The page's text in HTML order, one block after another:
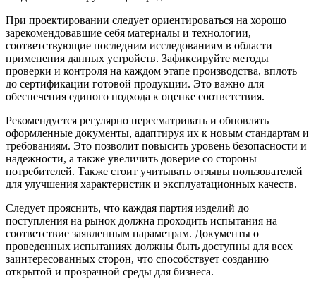
При проектировании следует ориентироваться на хорошо
зарекомендовавшие себя материалы и технологии,
соответствующие последним исследованиям в области
применения данных устройств. Зафиксируйте методы
проверки и контроля на каждом этапе производства, вплоть
до сертификации готовой продукции. Это важно для
обеспечения единого подхода к оценке соответствия.
Рекомендуется регулярно пересматривать и обновлять
оформленные документы, адаптируя их к новым стандартам и
требованиям. Это позволит повысить уровень безопасности и
надежности, а также увеличить доверие со стороны
потребителей. Также стоит учитывать отзывы пользователей
для улучшения характеристик и эксплуатационных качеств.
Следует прояснить, что каждая партия изделий до
поступления на рынок должна проходить испытания на
соответствие заявленным параметрам. Документы о
проведенных испытаниях должны быть доступны для всех
заинтересованных сторон, что способствует созданию
открытой и прозрачной среды для бизнеса.